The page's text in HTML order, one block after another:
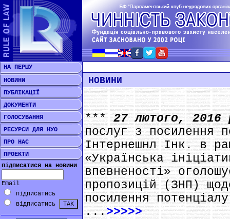
НА ПЕРШУ
НОВИНИ
ПУБЛІКАЦІЇ
ДОКУМЕНТИ
ГОЛОСУВАННЯ
РЕСУРСИ ДЛЯ НУО
ПРО НАС
ПРОЕКТИ
підписатися на новини
Email
підписатись
відписатись
НОВИНИ
***27 лютого,
послуг з посилення
Інтернешнл Інк. в
«Українська
впевненості»
пропозицій (ЗНП)
посилення
...>>>>>